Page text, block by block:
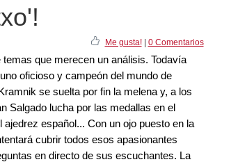
Me gusta!| 0 Comentarios
que merecen un análisis. Todavía
oficioso y campeón del mundo de
se suelta por fin la melena y, a los
Salgado lucha por las medallas en el
español... Con un ojo puesto en la
cubrir todos esos apasionantes
en directo de sus escuchantes. La